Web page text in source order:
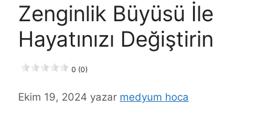
Zenginlik Büyüsü İle
Hayatınızı Değiştirin
0 (0)
Ekim 19, 2024 yazar medyum hoca